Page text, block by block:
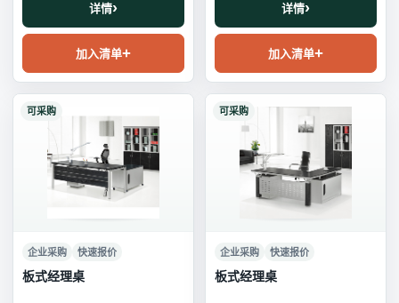
详情
加入清单
详情
加入清单
可采购
企业采购 快速报价
板式经理桌
可采购
企业采购 快速报价
板式经理桌